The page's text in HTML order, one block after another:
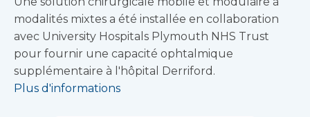
modalités mixtes a été installée en collaboration
avec University Hospitals Plymouth NHS Trust
pour fournir une capacité ophtalmique
supplémentaire à l'hôpital Derriford.
Plus d'informations